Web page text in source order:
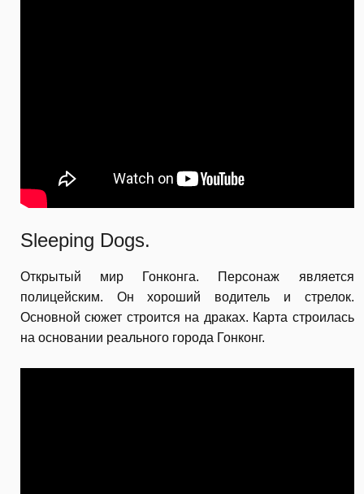
Sleeping Dogs.
Открытый мир Гонконга. Персонаж является
полицейским. Он хороший водитель и стрелок.
Основной сюжет строится на драках. Карта строилась
на основании реального города Гонконг.